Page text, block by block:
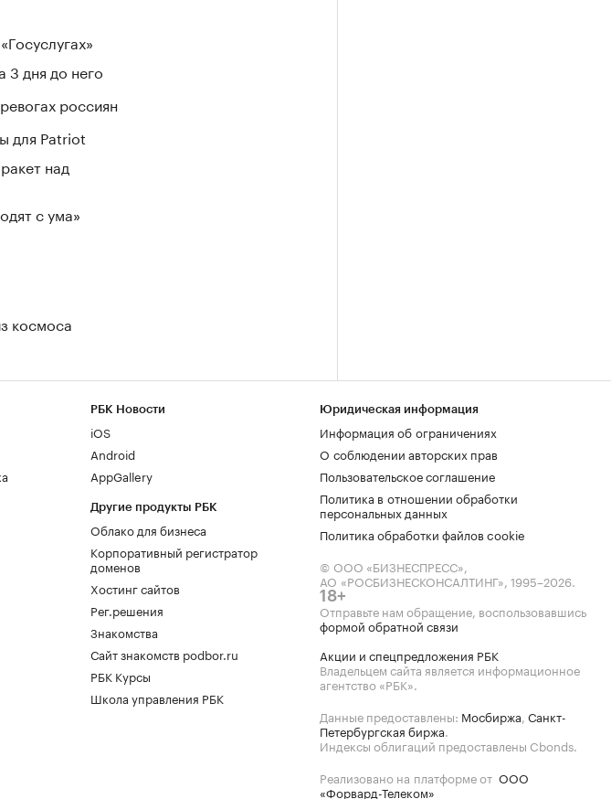
3 дня до него
россиян
для Patriot
над
с ума»
космоса
РБК Новости
iOS
Android
AppGallery
Другие продукты РБК
Облако для бизнеса
Корпоративный регистратор
доменов
Хостинг сайтов
Рег.решения
Знакомства
Сайт знакомств podbor.ru
РБК Курсы
Школа управления РБК
Юридическая информация
Информация об ограничениях
О соблюдении авторских прав
Пользовательское соглашение
Политика в отношении обработки
персональных данных
Политика обработки файлов cookie
© ООО «БИЗНЕСПРЕСС»,
АО «РОСБИЗНЕСКОНСАЛТИНГ», 1995–2026.
18+
Отправьте нам обращение, воспользовавшись
формой обратной связи
Акции и спецпредложения РБК
Владельцем сайта является информационное
агентство «РБК».
Данные предоставлены: Мосбиржа, Санкт-
Петербургская биржа.
Индексы облигаций предоставлены Cbonds.
Реализовано на платформе от ООО
«Форвард-Телеком»